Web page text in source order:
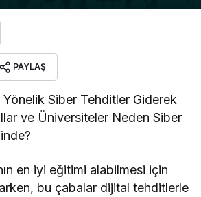
PAYLAŞ
Siber Tehditler Giderek
ve Üniversiteler Neden Siber
en iyi eğitimi alabilmesi için
bu çabalar dijital tehditlerle